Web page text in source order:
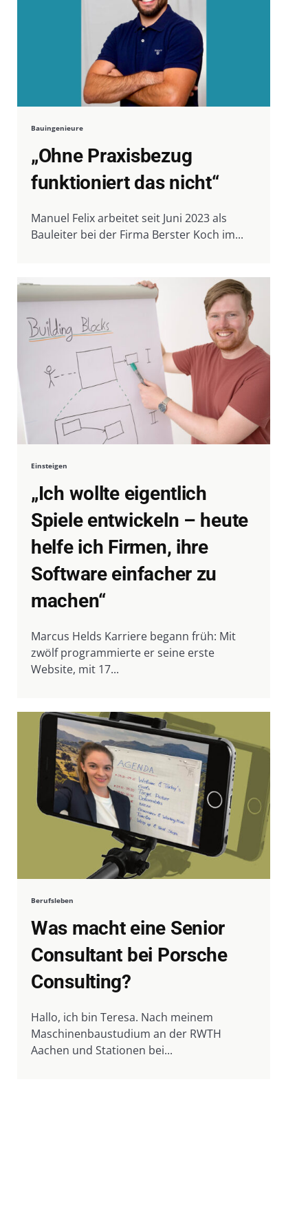
Bauingenieure
„Ohne Praxisbezug
funktioniert das nicht“
Manuel Felix arbeitet seit Juni 2023 als
Bauleiter bei der Firma Berster Koch im...
Einsteigen
„Ich wollte eigentlich
Spiele entwickeln – heute
helfe ich Firmen, ihre
Software einfacher zu
machen“
Marcus Helds Karriere begann früh: Mit
zwölf programmierte er seine erste
Website, mit 17...
Berufsleben
Was macht eine Senior
Consultant bei Porsche
Consulting?
Hallo, ich bin Teresa. Nach meinem
Maschinenbaustudium an der RWTH
Aachen und Stationen bei...